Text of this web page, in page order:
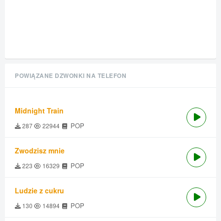
POWIĄZANE DZWONKI NA TELEFON
Midnight Train
287 22944 POP
Zwodzisz mnie
223 16329 POP
Ludzie z cukru
130 14894 POP